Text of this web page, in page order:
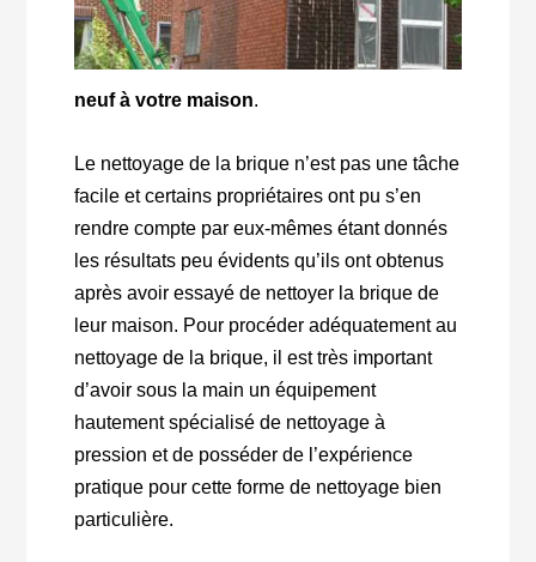
neuf à votre maison.
Le nettoyage de la brique n’est pas une tâche
facile et certains propriétaires ont pu s’en
rendre compte par eux-mêmes étant donnés
les résultats peu évidents qu’ils ont obtenus
après avoir essayé de nettoyer la brique de
leur maison. Pour procéder adéquatement au
nettoyage de la brique, il est très important
d’avoir sous la main un équipement
hautement spécialisé de nettoyage à
pression et de posséder de l’expérience
pratique pour cette forme de nettoyage bien
particulière.